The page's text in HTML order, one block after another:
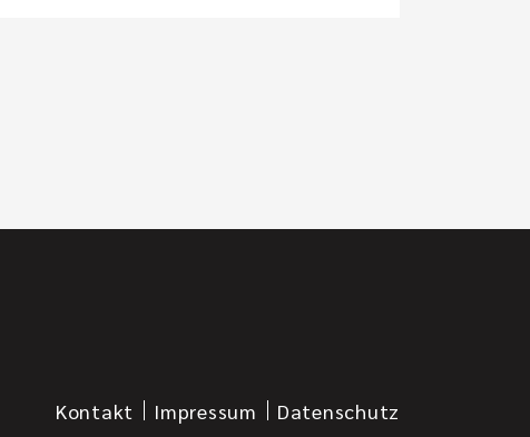
Kontakt Impressum Datenschutz